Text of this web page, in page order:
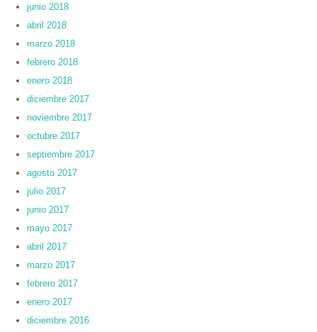
junio 2018
abril 2018
marzo 2018
febrero 2018
enero 2018
diciembre 2017
noviembre 2017
octubre 2017
septiembre 2017
agosto 2017
julio 2017
junio 2017
mayo 2017
abril 2017
marzo 2017
febrero 2017
enero 2017
diciembre 2016